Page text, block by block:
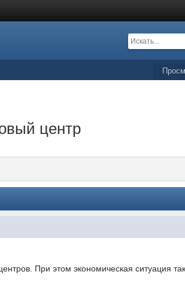
центр
При этом экономическая ситуация